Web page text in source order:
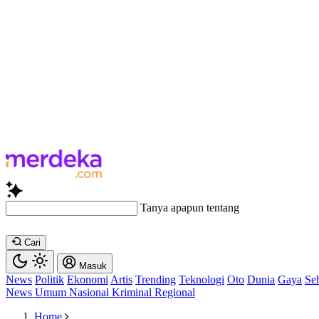
Tanya apapun tentang artikel ini.
Cari
Masuk
News Politik Ekonomi Artis Trending Teknologi Oto Dunia Gaya
News Umum Nasional Kriminal Regional
Home